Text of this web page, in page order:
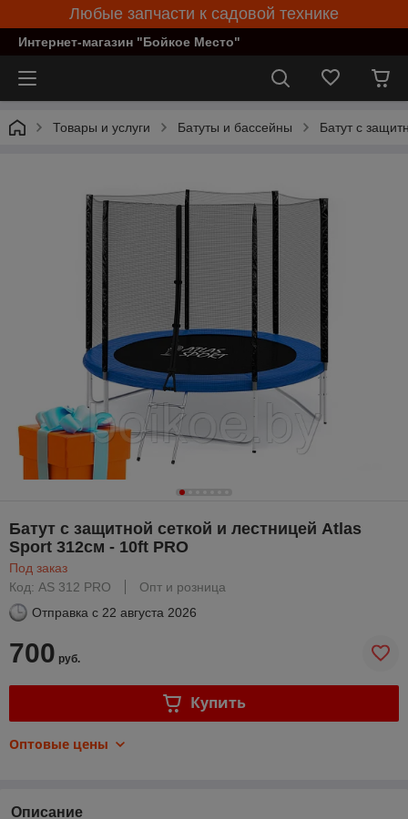
Любые запчасти к садовой технике
Интернет-магазин "Бойкое Место"
Товары и услуги Батуты и бассейны Батут с
Батут с защитной сеткой и лестницей Atlas
Sport 312см - 10ft PRO
Под заказ
Код: AS 312 PRO
Опт и розница
Отправка с 22 августа 2026
700 руб.
Купить
Оптовые цены
Описание